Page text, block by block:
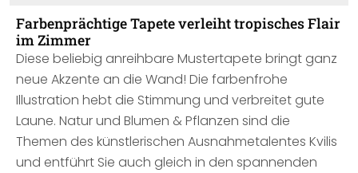
Farbenprächtige Tapete verleiht tropisches Flair
im Zimmer
Diese beliebig anreihbare Mustertapete bringt ganz
neue Akzente an die Wand! Die farbenfrohe
Illustration hebt die Stimmung und verbreitet gute
Laune. Natur und Blumen & Pflanzen sind die
Themen des künstlerischen Ausnahmetalentes Kvilis
und entführt Sie auch gleich in den spannenden